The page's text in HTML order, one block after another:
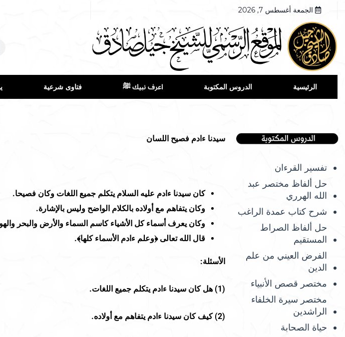
الجمعة أغسطس 7, 2026
الرئيسية الدروس المكتوبة اعرف نبيك ﷺ فتاوى شرعية
تفسير القرءان
حل ألفاظ مختصر عبد
الله الهرري
شرح كتاب عمدة الراغب
حل ألفاظ الصراط
المستقيم
الفرض العيني من علم
الدين
مختصر قصص الأنبياء
مختصر سيرة الخلفاء
الراشدين
حياة الصحابة
سيدنا ءادم فصيح اللسان
كان سيدنا ءادم عليه السلام يتكلم جميع اللغات وكان فصيحا.
وكان يتفاهم مع أولاده بالكلام الواضح وليس بالإشارة.
وكان يعرف أسماء كل الأشياء كاسم السماء والأرض والبحر
قال الله تعالى﴿وعلم ءادم الأسماء كلها﴾.
الأسئلة:
(
1) هل كان سيدنا ءادم يتكلم جميع اللغات.
(
2) كيف كان سيدنا ءادم يتفاهم مع أولاده.